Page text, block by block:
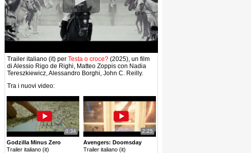
Trailer italiano (it) per Testa o croce? (2025), un film
di Alessio Rigo de Righi, Matteo Zoppis con Nadia
Tereszkiewicz, Alessandro Borghi, John C. Reilly.
Tra i nuovi video:
0:34
Godzilla Minus Zero
Trailer italiano (it)
2:25
Avengers: Doomsday
Trailer italiano (it)